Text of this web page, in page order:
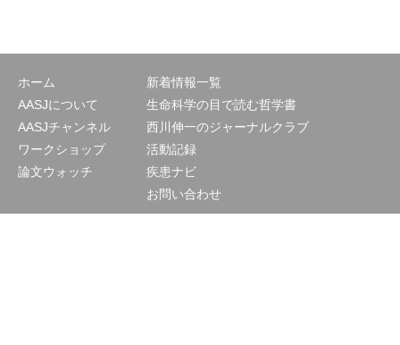
ホーム
AASJについて
AASJチャンネル
ワークショップ
論文ウォッチ
新着情報一覧
生命科学の目で読む哲学書
西川伸一のジャーナルクラブ
活動記録
疾患ナビ
お問い合わせ